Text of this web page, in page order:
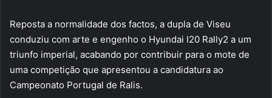
Reposta a normalidade dos factos, a dupla de Viseu
conduziu com arte e engenho o Hyundai I20 Rally2 a um
triunfo imperial, acabando por contribuir para o mote de
uma competição que apresentou a candidatura ao
Campeonato Portugal de Ralis.